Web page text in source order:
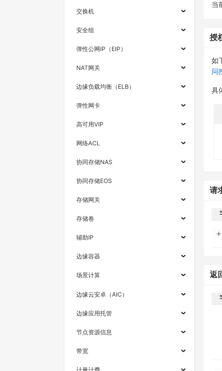
交换机
安全组
弹性公网IP（EIP）
NAT网关
边缘负载均衡（ELB）
弹性网卡
高可用VIP
网络ACL
协同存储NAS
协同存储EOS
存储网关
存储卷
辅助IP
边缘容器
场景计算
边缘云安卓（AIC）
边缘应用托管
节点资源信息
带宽
当
授
如
问
具
请
返